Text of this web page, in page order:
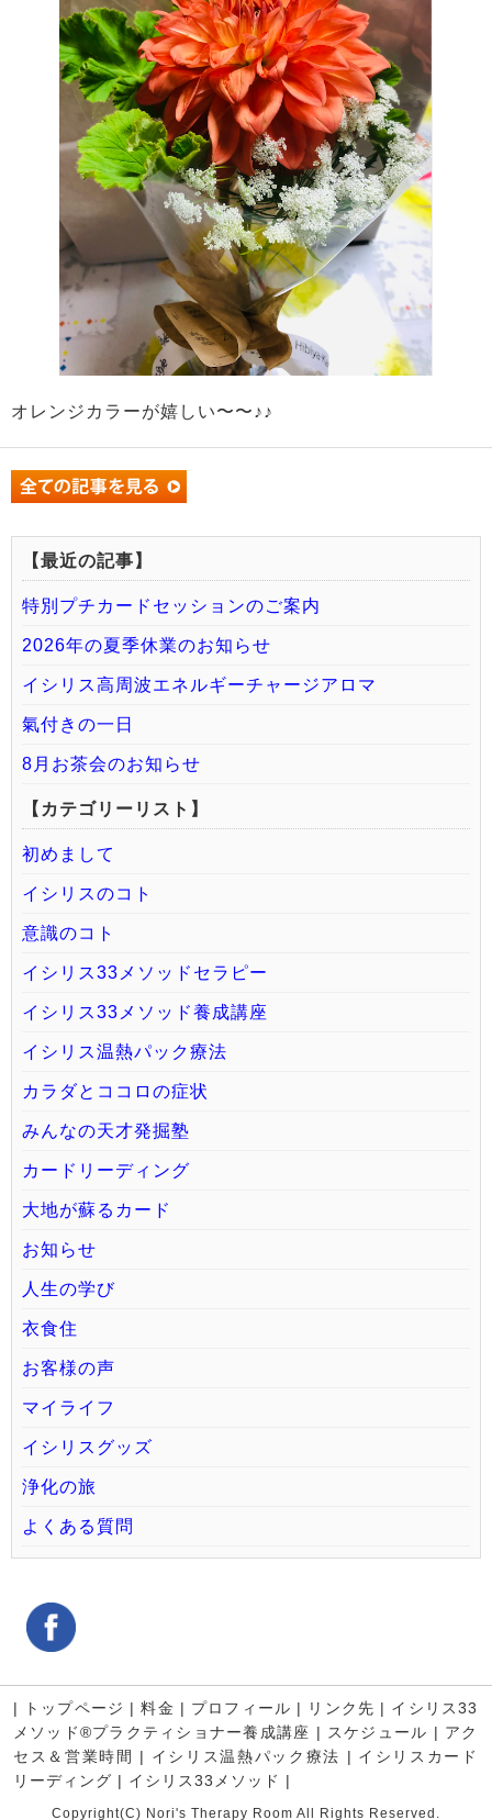
オレンジカラーが嬉しい〜〜♪♪
【最近の記事】
特別プチカードセッションのご案内
2026年の夏季休業のお知らせ
イシリス高周波エネルギーチャージアロマ
氣付きの一日
8月お茶会のお知らせ
【カテゴリーリスト】
初めまして
イシリスのコト
意識のコト
イシリス33メソッドセラピー
イシリス33メソッド養成講座
イシリス温熱パック療法
カラダとココロの症状
みんなの天才発掘塾
カードリーディング
大地が蘇るカード
お知らせ
人生の学び
衣食住
お客様の声
マイライフ
イシリスグッズ
浄化の旅
よくある質問
| トップページ |料金 | プロフィール | リンク先 | イシリス33
メソッド®プラクティショナー養成講座 | スケジュール | アク
セス＆営業時間
| イシリス温熱パック療法 | イシリスカード
リーディング | イシリス33メソッド |
Copyright(C) Nori's Therapy Room All Rights Reserved.